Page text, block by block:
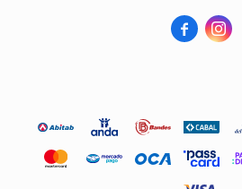
 